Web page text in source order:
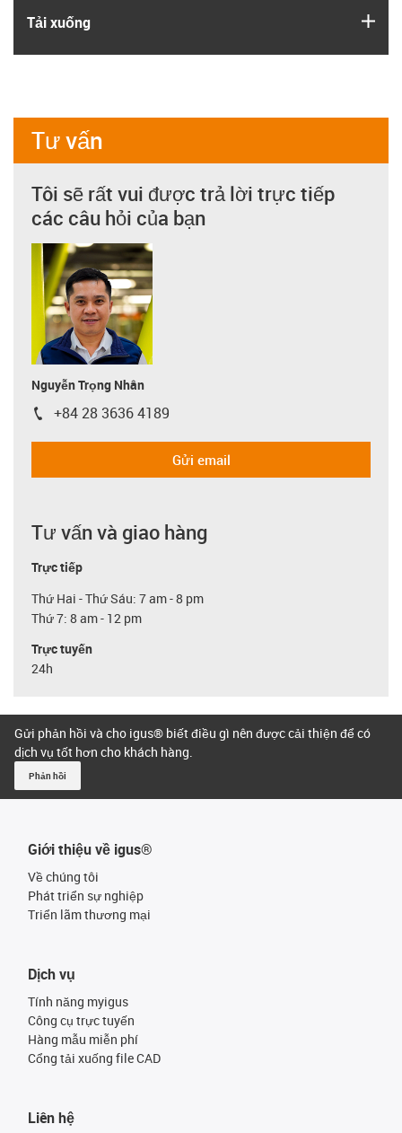
Tải xuống
Tư vấn
Tôi sẽ rất vui được trả lời trực tiếp
các câu hỏi của bạn
Nguyễn Trọng Nhân
igus-icon-phone
+84 28 3636 4189
Gửi email
Tư vấn và giao hàng
Trực tiếp
Thứ Hai - Thứ Sáu: 7 am - 8 pm
Thứ 7: 8 am - 12 pm
Trực tuyến
24h
Gửi phản hồi và cho igus® biết điều gì nên được cải thiện để có
dịch vụ tốt hơn cho khách hàng.
Phản hồi
Giới thiệu về igus®
Về chúng tôi
Phát triển sự nghiệp
Triển lãm thương mại
Dịch vụ
Tính năng myigus
Công cụ trực tuyến
Hàng mẫu miễn phí
Cổng tải xuống file CAD
Liên hệ